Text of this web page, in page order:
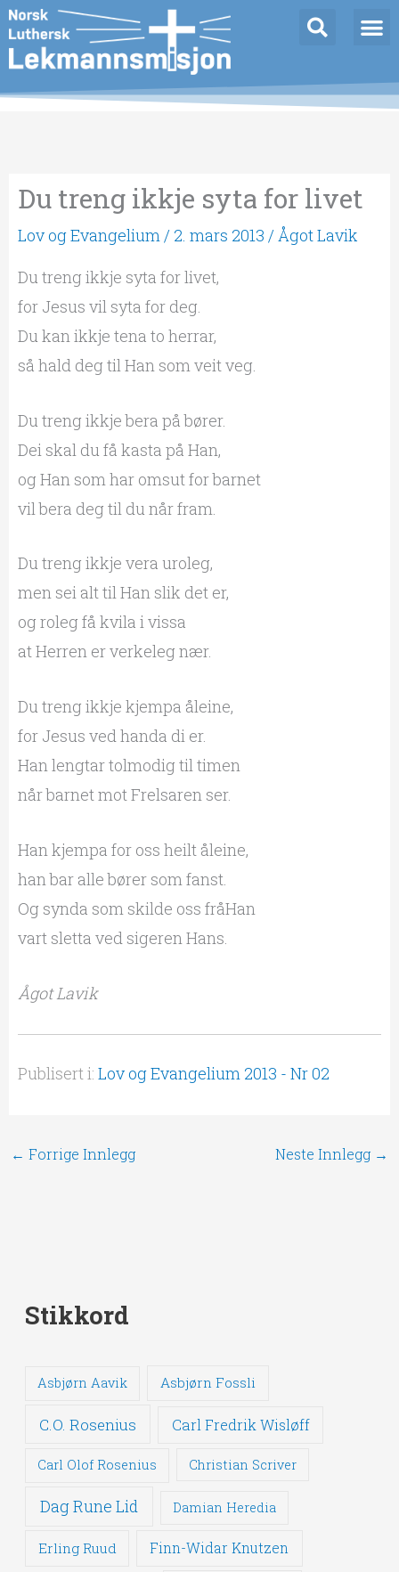
Hopp
rett
til
innholdet
Du treng ikkje syta for livet
Lov og Evangelium / 2. mars 2013 / Ågot Lavik
Du treng ikkje syta for livet,
for Jesus vil syta for deg.
Du kan ikkje tena to herrar,
så hald deg til Han som veit veg.
Du treng ikkje bera på bører.
Dei skal du få kasta på Han,
og Han som har omsut for barnet
vil bera deg til du når fram.
Du treng ikkje vera uroleg,
men sei alt til Han slik det er,
og roleg få kvila i vissa
at Herren er verkeleg nær.
Du treng ikkje kjempa åleine,
for Jesus ved handa di er.
Han lengtar tolmodig til timen
når barnet mot Frelsaren ser.
Han kjempa for oss heilt åleine,
han bar alle bører som fanst.
Og synda som skilde oss fråHan
vart sletta ved sigeren Hans.
Ågot Lavik
Publisert i: Lov og Evangelium 2013 - Nr 02
← Forrige Innlegg Neste Innlegg →
Stikkord
Asbjørn Aavik Asbjørn Fossli
C.O. Rosenius Carl Fredrik Wisløff
Carl Olof Rosenius Christian Scriver
Dag Rune Lid Damian Heredia
Erling Ruud Finn-Widar Knutzen